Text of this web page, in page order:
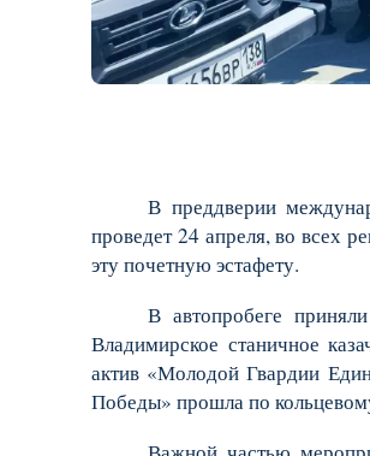
В преддверии
проведет 24 апреля, во всех
эту почетную эстафету.
В автопробеге
Владимирское станичное
актив «Молодой Гвардии
Победы» прошла по